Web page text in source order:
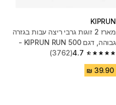
KIPRUN
מארז 2 זוגות גרבי ריצה עבות בגזרה
גבוהה, דגם KIPRUN RUN 500 -
לבן
4.7
4.7 out of 5 stars from 3762 reviews
(3762)